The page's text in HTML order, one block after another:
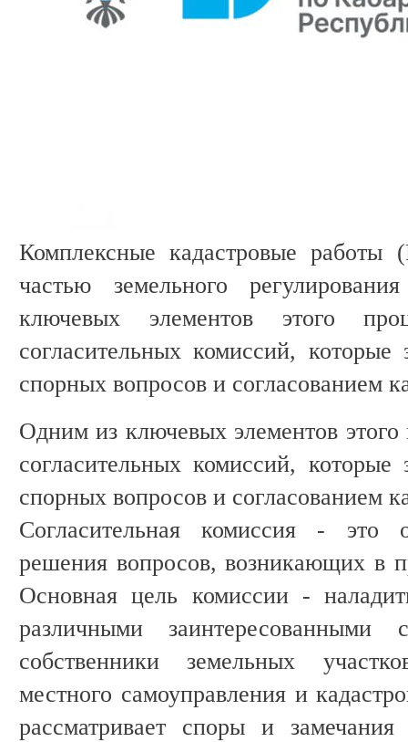
Комплексные кадастровые работы
частью земельного
ключевых элементов этого
согласительных комиссий,
спорных вопросов и согласованием
Одним из ключевых элементов этого
согласительных комиссий,
спорных вопросов и согласованием
Согласительная комиссия - это
решения вопросов, возникающих в
Основная цель комиссии -
различными заинтересованными
собственники земельных
местного самоуправления и
рассматривает споры и